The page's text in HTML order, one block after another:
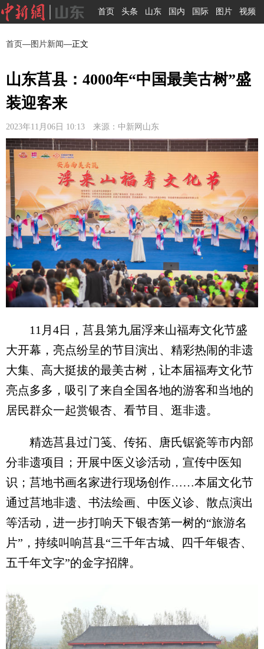
首页 头条 山东 国内 国际 图片 视频
首页—图片新闻—正文
山东莒县：4000年“中国最美古树”盛
装迎客来
2023年11月06日 10:13 来源：中新网山东
11月4日，莒县第九届浮来山福寿文化节盛
大开幕，亮点纷呈的节目演出、精彩热闹的非遗
大集、高大挺拔的最美古树，让本届福寿文化节
亮点多多，吸引了来自全国各地的游客和当地的
居民群众一起赏银杏、看节目、逛非遗。
精选莒县过门笺、传拓、唐氏锯瓷等市内部
分非遗项目；开展中医义诊活动，宣传中医知
识；莒地书画名家进行现场创作……本届文化节
通过莒地非遗、书法绘画、中医义诊、散点演出
等活动，进一步打响天下银杏第一树的“旅游名
片”，持续叫响莒县“三千年古城、四千年银杏、
五千年文字”的金字招牌。